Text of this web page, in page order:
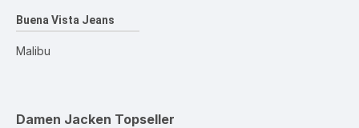
Buena Vista Jeans
Malibu
Damen Jacken Topseller